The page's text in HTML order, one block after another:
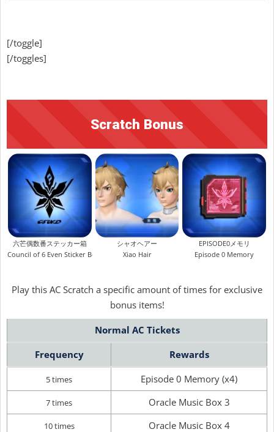
[/toggle]
[/toggles]
Scratch Bonus
六芒偶数番ステッカー箱
Council of 6 Even Sticker Box
シャオヘアー
Xiao Hair
EPISODE0メモリ
Episode 0 Memory
Play this AC Scratch a specific amount of times for exclusive
bonus items!
Normal AC Tickets
Frequency
Rewards
5 times Episode 0 Memory (x4)
7 times Oracle Music Box 3
10 times Oracle Music Box 4